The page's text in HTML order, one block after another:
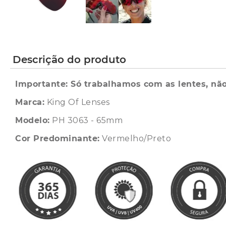
Descrição do produto
Importante: Só trabalhamos com as lentes,
Marca: King Of Lenses
Modelo: PH 3063 - 65mm
Cor Predominante: Vermelho/Preto